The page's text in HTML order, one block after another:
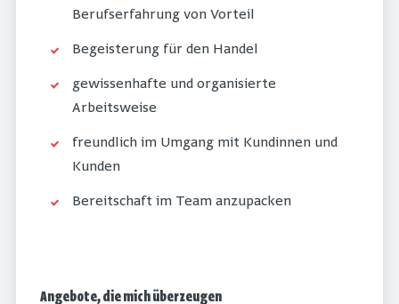
Berufserfahrung von Vorteil
Begeisterung für den Handel
gewissenhafte und organisierte
Arbeitsweise
freundlich im Umgang mit Kundinnen und
Kunden
Bereitschaft im Team anzupacken
Angebote, die mich überzeugen